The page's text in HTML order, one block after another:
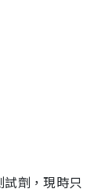
劑，現時只